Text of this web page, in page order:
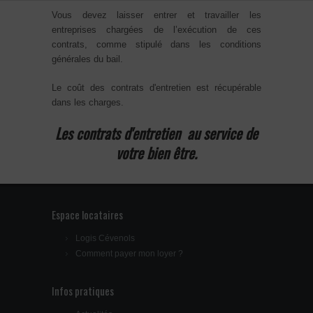
Vous devez laisser entrer et travailler les
entreprises chargées de l’exécution de ces
contrats, comme stipulé dans les conditions
générales du bail.
Le coût des contrats d'entretien est récupérable
dans les charges.
Les contrats d'entretien au service de
votre bien être.
Espace locataires
Logis Cévenols
Comment payer mon loyer ?
Infos pratiques